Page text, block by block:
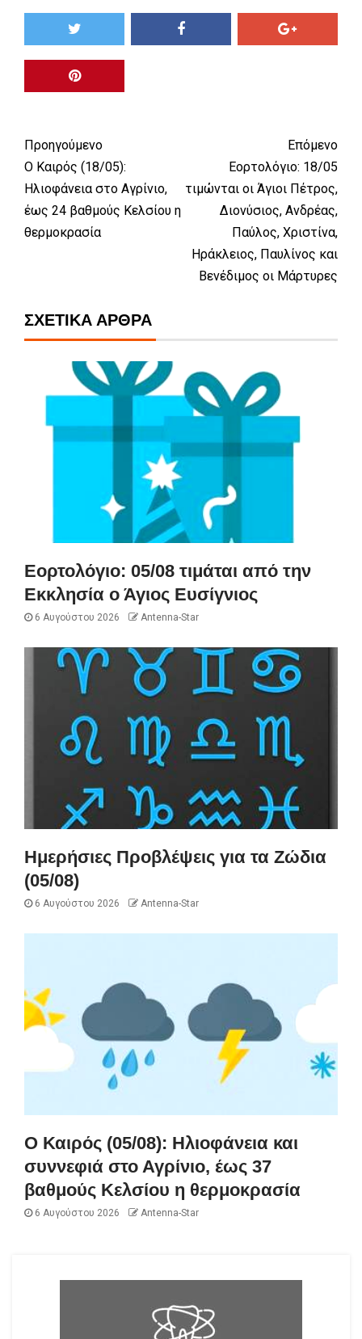
Προηγούμενο
Ο Καιρός (18/05):
Ηλιοφάνεια στο Αγρίνιο,
έως 24 βαθμούς Κελσίου η
θερμοκρασία
Επόμενο
Εορτολόγιο: 18/05
τιμώνται οι Άγιοι Πέτρος,
Διονύσιος, Ανδρέας,
Παύλος, Χριστίνα,
Ηράκλειος, Παυλίνος και
Βενέδιμος οι Μάρτυρες
ΣΧΕΤΙΚΆ ΆΡΘΡΑ
Εορτολόγιο: 05/08 τιμάται από την
Εκκλησία ο Άγιος Ευσίγνιος
6 Αυγούστου 2026 Antenna-Star
Ημερήσιες Προβλέψεις για τα Ζώδια
(05/08)
6 Αυγούστου 2026 Antenna-Star
Ο Καιρός (05/08): Ηλιοφάνεια και
συννεφιά στο Αγρίνιο, έως 37
βαθμούς Κελσίου η θερμοκρασία
6 Αυγούστου 2026 Antenna-Star